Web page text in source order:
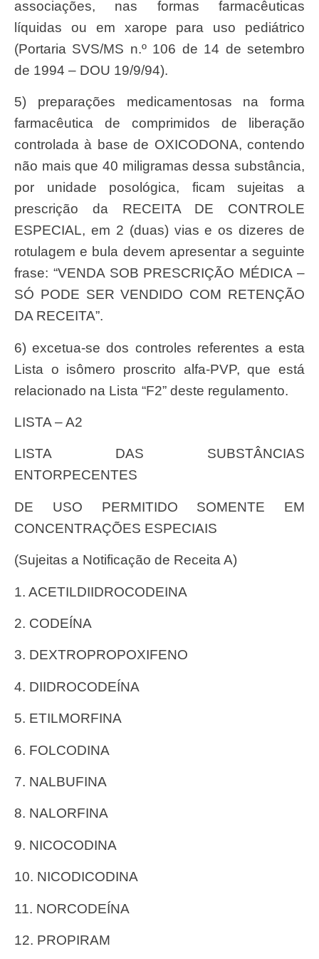
associações, nas formas farmacêuticas
líquidas ou em xarope para uso pediátrico
(Portaria SVS/MS n.º 106 de 14 de setembro
de 1994 – DOU 19/9/94).
5) preparações medicamentosas na forma
farmacêutica de comprimidos de liberação
controlada à base de OXICODONA, contendo
não mais que 40 miligramas dessa substância,
por unidade posológica, ficam sujeitas a
prescrição da RECEITA DE CONTROLE
ESPECIAL, em 2 (duas) vias e os dizeres de
rotulagem e bula devem apresentar a seguinte
frase: “VENDA SOB PRESCRIÇÃO MÉDICA –
SÓ PODE SER VENDIDO COM RETENÇÃO
DA RECEITA”.
6) excetua-se dos controles referentes a esta
Lista o isômero proscrito alfa-PVP, que está
relacionado na Lista “F2” deste regulamento.
LISTA – A2
LISTA DAS SUBSTÂNCIAS
ENTORPECENTES
DE USO PERMITIDO SOMENTE EM
CONCENTRAÇÕES ESPECIAIS
(Sujeitas a Notificação de Receita A)
1. ACETILDIIDROCODEINA
2. CODEÍNA
3. DEXTROPROPOXIFENO
4. DIIDROCODEÍNA
5. ETILMORFINA
6. FOLCODINA
7. NALBUFINA
8. NALORFINA
9. NICOCODINA
10. NICODICODINA
11. NORCODEÍNA
12. PROPIRAM